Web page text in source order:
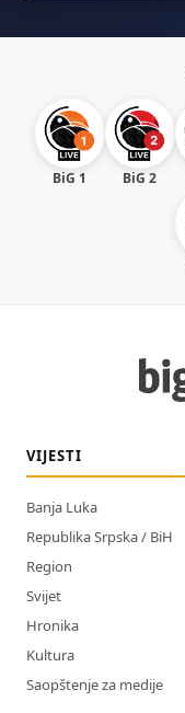
BiG 1 BiG 2
VIJESTI
Banja Luka
Republika Srpska / BiH
Region
Svijet
Hronika
Kultura
Saopštenje za medije